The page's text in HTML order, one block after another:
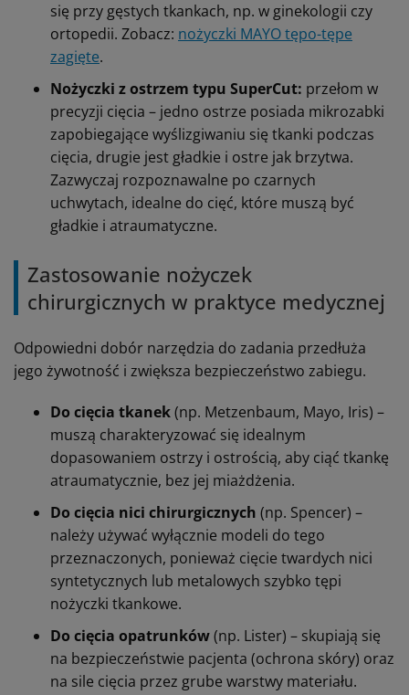
się przy gęstych tkankach, np. w ginekologii czy
ortopedii. Zobacz: nożyczki MAYO tępo-tępe
zagięte.
Nożyczki z ostrzem typu SuperCut: przełom w
precyzji cięcia – jedno ostrze posiada mikrozabki
zapobiegające wyślizgiwaniu się tkanki podczas
cięcia, drugie jest gładkie i ostre jak brzytwa.
Zazwyczaj rozpoznawalne po czarnych
uchwytach, idealne do cięć, które muszą być
gładkie i atraumatyczne.
Zastosowanie nożyczek
chirurgicznych w praktyce medycznej
Odpowiedni dobór narzędzia do zadania przedłuża
jego żywotność i zwiększa bezpieczeństwo zabiegu.
Do cięcia tkanek(np. Metzenbaum, Mayo, Iris) –
muszą charakteryzować się idealnym
dopasowaniem ostrzy i ostrością, aby ciąć tkankę
atraumatycznie, bez jej miażdżenia.
Do cięcia nici chirurgicznych (np. Spencer) –
należy używać wyłącznie modeli do tego
przeznaczonych, ponieważ cięcie twardych nici
syntetycznych lub metalowych szybko tępi
nożyczki tkankowe.
Do cięcia opatrunków(np. Lister) – skupiają się
na bezpieczeństwie pacjenta (ochrona skóry) oraz
na sile cięcia przez grube warstwy materiału.